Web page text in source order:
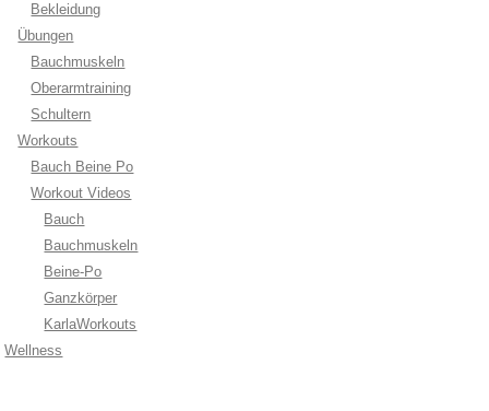
Bekleidung
Übungen
Bauchmuskeln
Oberarmtraining
Schultern
Workouts
Bauch Beine Po
Workout Videos
Bauch
Bauchmuskeln
Beine-Po
Ganzkörper
KarlaWorkouts
Wellness